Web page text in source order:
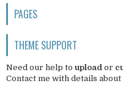
PAGES
THEME SUPPORT
Need our help to upload or
Contact me with details